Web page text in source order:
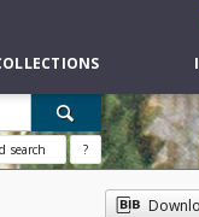
search ?